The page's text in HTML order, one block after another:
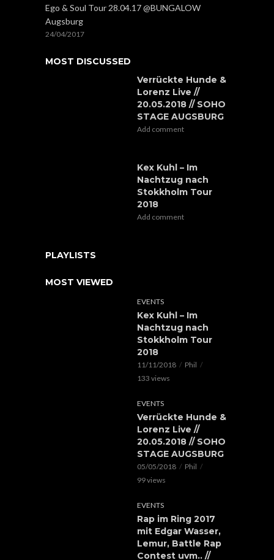
Ego & Soul Tour 28.04.17 @BUNGALOW
Augsburg
24/04/2017
MOST DISCUSSED
Verrückte Hunde &
Lorenz Live //
20.05.2018 // SOHO
STAGE AUGSBURG
Add comment
Kex Kuhl – Im
Nachtzug nach
Stokkholm Tour
2018
Add comment
PLAYLISTS
MOST VIEWED
EVENTS
Kex Kuhl – Im
Nachtzug nach
Stokkholm Tour
2018
11/11/2018
Phil
133 views
EVENTS
Verrückte Hunde &
Lorenz Live //
20.05.2018 // SOHO
STAGE AUGSBURG
05/05/2018
Phil
99 views
EVENTS
Rap im Ring 2017
mit Edgar Wasser,
Lemur, Battle Rap
Contest uvm.. //